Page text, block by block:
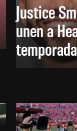
Justice
unen a